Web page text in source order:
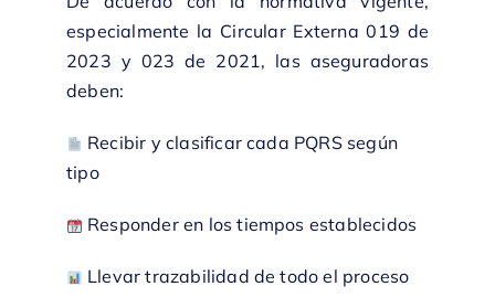
especialmente la Circular Externa 019 de
2023 y 023 de 2021, las aseguradoras
deben:
Recibir y clasificar cada PQRS según
tipo
Responder en los tiempos establecidos
Llevar trazabilidad de todo el proceso